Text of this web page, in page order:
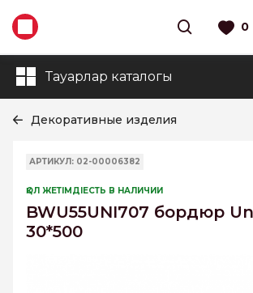
0
Тауарлар каталогы
Декоративные изделия
АРТИКУЛ: 02-00006382
ҚОЛ ЖЕТІМДІЕСТЬ В НАЛИЧИИ
BWU55UNI707 бордюр
30*500